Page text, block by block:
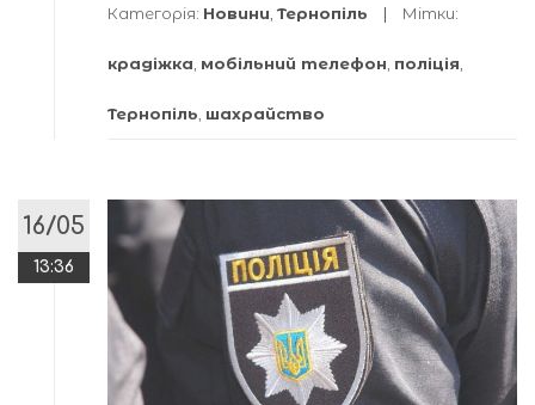
Категорія: Новини Тернопіль Мітки:
крадіжка мобільний телефон поліція
Тернопіль шахрайство
16/05
13:36